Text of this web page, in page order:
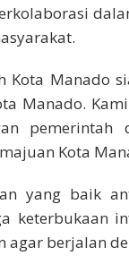
Kota Manado
Manado.
pemerintah
Kota
yang baik
keterbukaan
agar berjalan